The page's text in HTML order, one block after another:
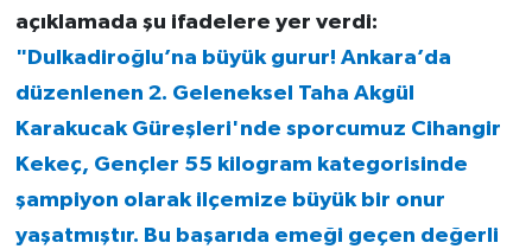
açıklamada şu ifadelere yer verdi:
"Dulkadiroğlu’na büyük gurur! Ankara’da
düzenlenen 2. Geleneksel Taha Akgül
Karakucak Güreşleri'nde sporcumuz Cihangir
Kekeç, Gençler 55 kilogram kategorisinde
şampiyon olarak ilçemize büyük bir onur
yaşatmıştır. Bu başarıda emeği geçen değerli